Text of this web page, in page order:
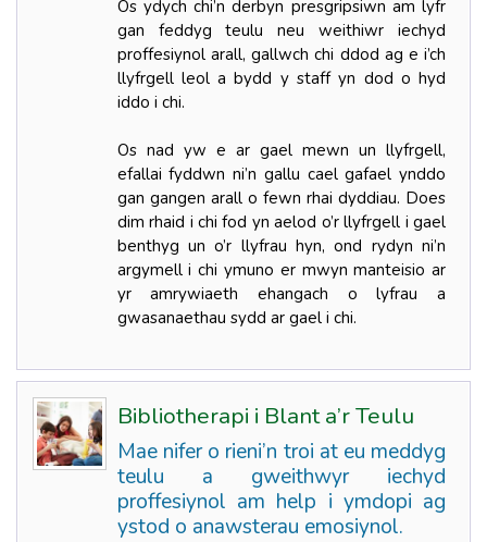
Os ydych chi’n derbyn presgripsiwn am lyfr
gan feddyg teulu neu weithiwr iechyd
proffesiynol arall, gallwch chi ddod ag e i’ch
llyfrgell leol a bydd y staff yn dod o hyd
iddo i chi.
Os nad yw e ar gael mewn un llyfrgell,
efallai fyddwn ni’n gallu cael gafael ynddo
gan gangen arall o fewn rhai dyddiau. Does
dim rhaid i chi fod yn aelod o’r llyfrgell i gael
benthyg un o’r llyfrau hyn, ond rydyn ni’n
argymell i chi ymuno er mwyn manteisio ar
yr amrywiaeth ehangach o lyfrau a
gwasanaethau sydd ar gael i chi.
Bibliotherapi i Blant a’r Teulu
Mae nifer o rieni’n troi at eu meddyg
teulu a gweithwyr iechyd
proffesiynol am help i ymdopi ag
ystod o anawsterau emosiynol.